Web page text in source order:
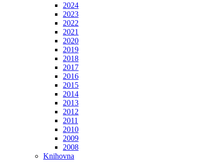
2024
2023
2022
2021
2020
2019
2018
2017
2016
2015
2014
2013
2012
2011
2010
2009
2008
Knihovna